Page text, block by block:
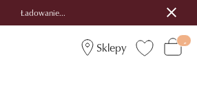
Ładowanie...
Sklepy